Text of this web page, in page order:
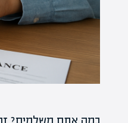
כמה אתם משלמים? זה